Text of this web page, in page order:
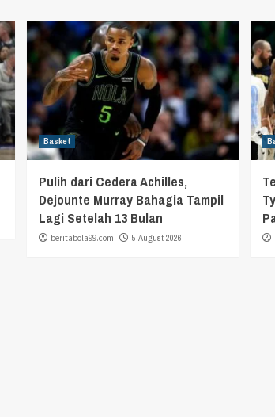
Basket
Pulih dari Cedera Achilles,
Dejounte Murray Bahagia Tampil
Lagi Setelah 13 Bulan
beritabola99.com 5 August 2026